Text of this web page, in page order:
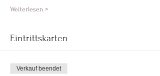
Weiterlesen >
Eintrittskarten
Verkauf beendet